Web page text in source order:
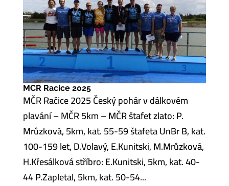
MCR Racice 2025
MČR Račice 2025 Český pohár v dálkovém
plavání – MČR 5km – MČR štafet zlato: P.
Mrůzková, 5km, kat. 55-59 štafeta UnBr B, kat.
100-159 let, D.Volavý, E.Kunitski, M.Mrůzková,
H.Křesálková stříbro: E.Kunitski, 5km, kat. 40-
44 P.Zapletal, 5km, kat. 50-54...